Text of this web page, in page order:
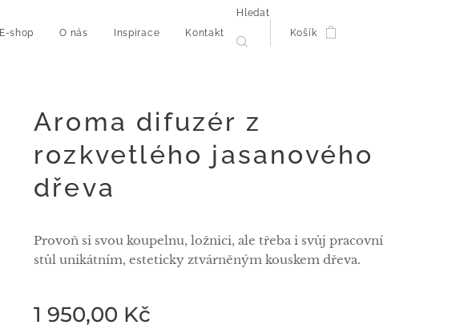
E-shop O nás Inspirace Kontakt
Hledat
Košík
Aroma difuzér z
rozkvetlého jasanového
dřeva
Provoň si svou koupelnu, ložnici, ale třeba i svůj pracovní
stůl unikátním, esteticky ztvárněným kouskem dřeva.
1 950,00 Kč